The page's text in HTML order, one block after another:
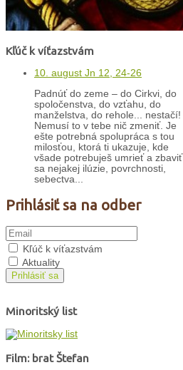
Kľúč k víťazstvám
10. august Jn 12, 24-26
Padnúť do zeme – do Cirkvi, do
spoločenstva, do vzťahu, do
manželstva, do rehole... nestačí!
Nemusí to v tebe nič zmeniť. Je
ešte potrebná spolupráca s tou
milosťou, ktorá ti ukazuje, kde
všade potrebuješ umrieť a zbaviť
sa nejakej ilúzie, povrchnosti,
sebectva...
Prihlásiť sa na odber
Kľúč k víťazstvám
Aktuality
Prihlásiť sa
Minoritský list
Film: brat Štefan